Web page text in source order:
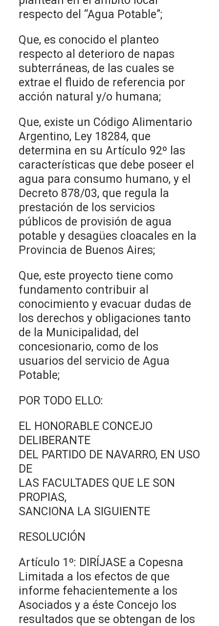
respecto del “Agua Potable”;
Que, es conocido el planteo
respecto al deterioro de napas
subterráneas, de las cuales se
extrae el fluido de referencia por
acción natural y/o humana;
Que, existe un Código Alimentario
Argentino, Ley 18284, que
determina en su Artículo 92º las
características que debe poseer el
agua para consumo humano, y el
Decreto 878/03, que regula la
prestación de los servicios
públicos de provisión de agua
potable y desagües cloacales en la
Provincia de Buenos Aires;
Que, este proyecto tiene como
fundamento contribuir al
conocimiento y evacuar dudas de
los derechos y obligaciones tanto
de la Municipalidad, del
concesionario, como de los
usuarios del servicio de Agua
Potable;
POR TODO ELLO:
EL HONORABLE CONCEJO
DELIBERANTE
DEL PARTIDO DE NAVARRO, EN USO
DE
LAS FACULTADES QUE LE SON
PROPIAS,
SANCIONA LA SIGUIENTE
RESOLUCIÓN
Artículo 1º: DIRÍJASE a Copesna
Limitada a los efectos de que
informe fehacientemente a los
Asociados y a éste Concejo los
resultados que se obtengan de los